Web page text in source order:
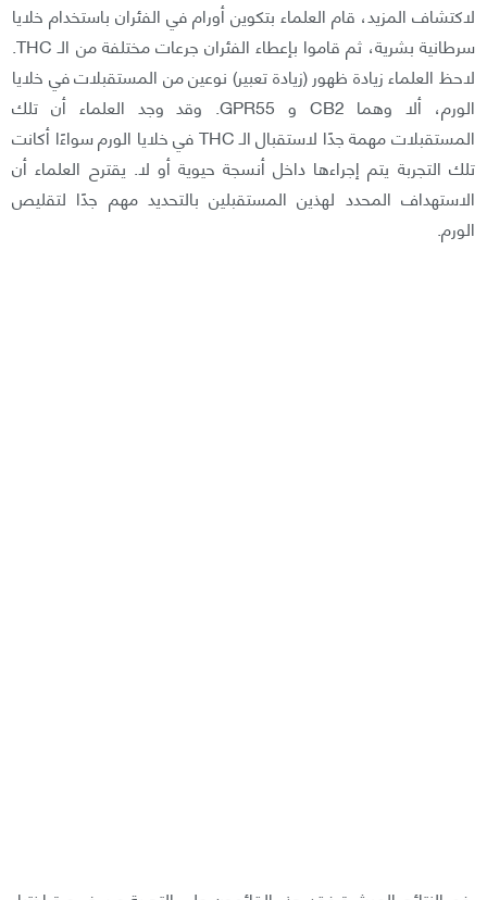
لاكتشاف المزيد، قام العلماء بتكوين أورام في الفئران باستخدام خلايا
سرطانية بشرية، ثم قاموا بإعطاء الفئران جرعات مختلفة من الـ THC.
لاحظ العلماء زيادة ظهور (زيادة تعبير) نوعين من المستقبلات في خلايا
الورم، ألا وهما CB2 و GPR55. وقد وجد العلماء أن تلك
المستقبلات مهمة جدًا لاستقبال الـ THC في خلايا الورم سواءًا أكانت
تلك التجربة يتم إجراءها داخل أنسجة حيوية أو لا. يقترح العلماء أن
الاستهداف المحدد لهذين المستقبلين بالتحديد مهم جدًا لتقليص
الورم.